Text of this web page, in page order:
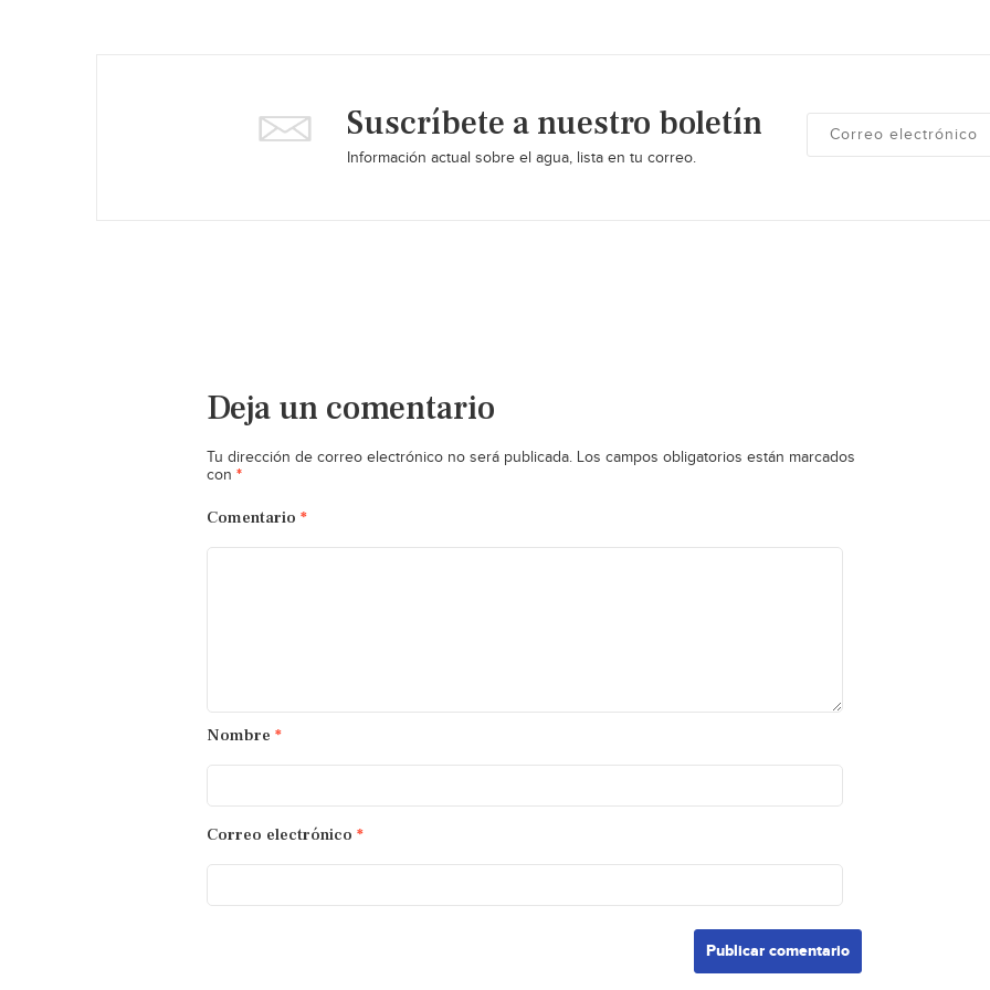
Suscríbete a nuestro boletín
Información actual sobre el agua, lista en tu correo.
Deja un comentario
Tu dirección de correo electrónico no será publicada. Los campos obligatorios están marcados
con *
Comentario *
Nombre *
Correo electrónico *